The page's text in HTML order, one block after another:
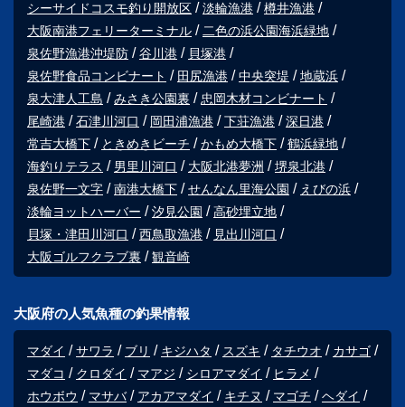
シーサイドコスモ釣り開放区
淡輪漁港
樽井漁港
大阪南港フェリーターミナル
二色の浜公園海浜緑地
泉佐野漁港沖堤防
谷川港
貝塚港
泉佐野食品コンビナート
田尻漁港 中央突堤
地蔵浜
泉大津人工島
みさき公園裏
忠岡木材コンビナート
尾崎港
石津川河口 岡田浦漁港 下荘漁港
深日港
常吉大橋下
ときめきビーチ かもめ大橋下
鶴浜緑地
海釣りテラス
男里川河口 大阪北港夢洲
堺泉北港
泉佐野一文字
南港大橋下 せんなん里海公園
えびの浜
淡輪ヨットハーバー
汐見公園
高砂埋立地
貝塚・津田川河口
西鳥取漁港
見出川河口
大阪ゴルフクラブ裏
観音崎
大阪府の人気魚種の釣果情報
マダイ サワラ ブリ キジハタ スズキ タチウオ
カサゴ
マダコ
クロダイ マアジ シロアマダイ
ヒラメ
ホウボウ
マサバ アカアマダイ キチヌ マゴチ ヘダイ